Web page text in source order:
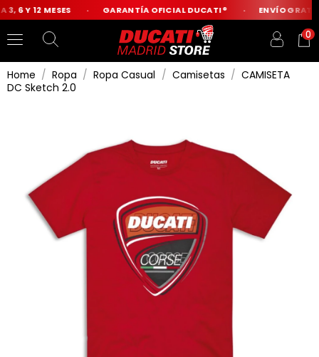
6 Y 12 MESES GARANTÍA OFICIAL DUCATI® ENVÍO
0
Home Ropa Ropa Casual Camisetas
CAMISETA
DC Sketch 2.0